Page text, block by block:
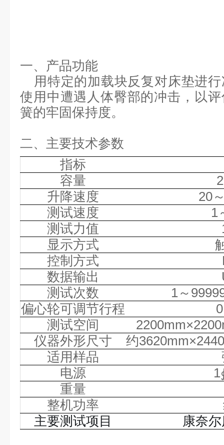
一、产品功能
用特定的加载块反复对床垫进
使用中遭遇人体臀部的冲击，以
簧的牢固保持度。
二、主要技术参数
指标
容量
升降速度
20
测试速度
1
测试力值
显示方式
控制方式
数据输出
测试次数
1～
偏心轮可调节行程
0
测试空间
仪器外形尺寸
约
适用样品
电源
重量
整机功率
主要测试项目
康奈